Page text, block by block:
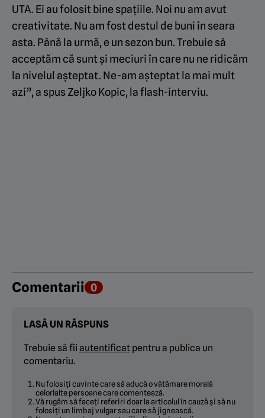
UTA. Ei au folosit bine spațiile. Noi nu am avut
creativitate. Nu am fost destul de buni în seara
asta. Până la urmă, e un sezon bun. Trebuie să
acceptăm că sunt și meciuri în care nu ne ridicăm
la nivelul așteptat. Ne-am așteptat la mai mult
azi”, a spus Zeljko Kopic, la flash-interviu.
Comentarii 0
LASĂ UN RĂSPUNS
Trebuie să fii autentificat pentru a publica un
comentariu.
Nu folosiți cuvinte care să aducă o vătămare morală
celorlalte persoane care comentează.
Vă rugăm să faceți referiri doar la articolul în cauză și să nu
folosiți un limbaj vulgar sau care să jignească.